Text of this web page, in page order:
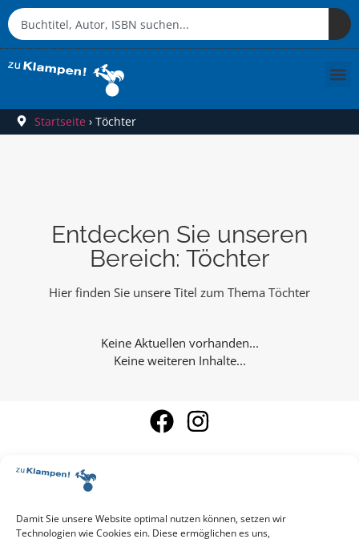
Damit Sie unsere Website optimal nutzen können, setzen wir
Technologien wie Cookies ein. Diese ermöglichen es uns,
Startseite › Töchter
Entdecken Sie unseren
Bereich: Töchter
Hier finden Sie unsere Titel zum Thema Töchter
Keine weiteren Inhalte...
Aktuelle Vorschau
Entdecken Sie das aktuelle zu-Klampen!-Verlagsprogramm.